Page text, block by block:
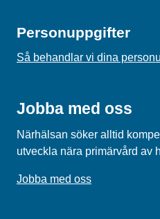
Personuppgifter
Så behandlar vi dina
Jobba med oss
Närhälsan söker alltid
utveckla nära primärvård av
Jobba med oss